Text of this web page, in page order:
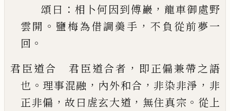
頌曰 ： 相卜何因到傅巖 ， 龍車御處野
雲開 。 鹽梅為借調羮手 ， 不負從前夢一
回 。
君臣道合 君臣道合者 ， 即正偏兼帶之語
也 。 理事混融 ， 內外和合 ， 非染非淨 ， 非
正非偏 ，故曰虗玄大道 ， 無住真宗 。 從上